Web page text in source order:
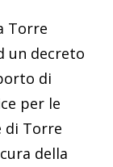
Torre
un decreto
di
per le
di Torre
della